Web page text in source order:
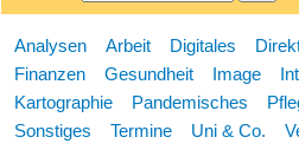
Analysen Arbeit Digitales
Finanzen
Gesundheit Image
Kartographie
Pandemisches
Sonstiges
Termine Uni & Co.